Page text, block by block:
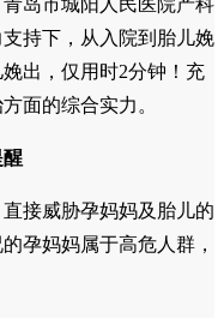
岛市城阳人民医院产科
持下，从入院到胎儿娩
出，仅用时2分钟！充
面的综合实力。
醒
接威胁孕妈妈及胎儿的
孕妈妈属于高危人群，